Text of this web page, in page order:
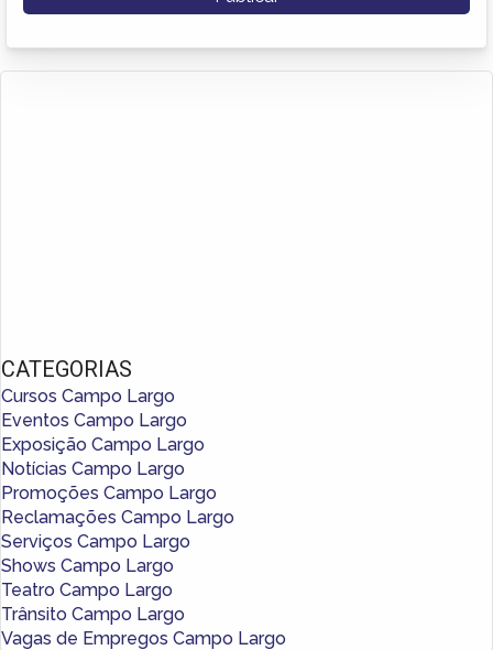
CATEGORIAS
Cursos Campo Largo
Eventos Campo Largo
Exposição Campo Largo
Notícias Campo Largo
Promoções Campo Largo
Reclamações Campo Largo
Serviços Campo Largo
Shows Campo Largo
Teatro Campo Largo
Trânsito Campo Largo
Vagas de Empregos Campo Largo